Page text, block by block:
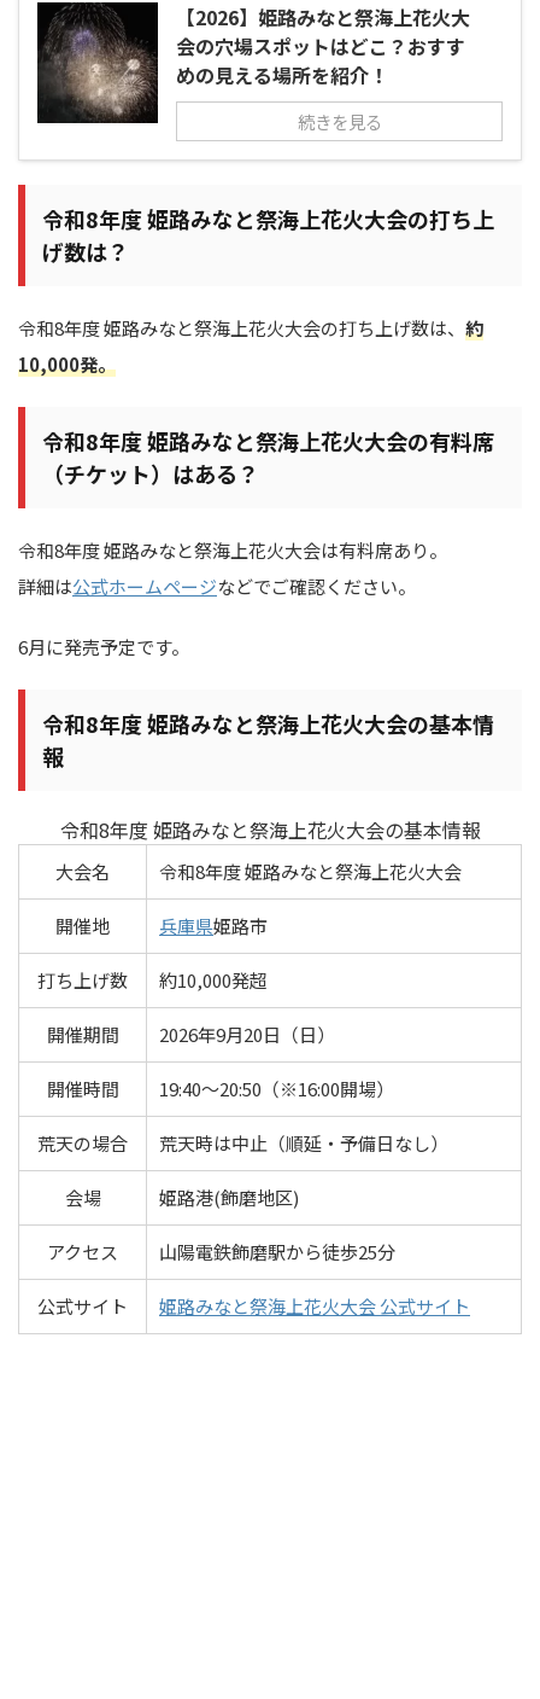
【2026】姫路みなと祭海上花火大
会の穴場スポットはどこ？おすす
めの見える場所を紹介！
続きを見る
令和8年度 姫路みなと祭海上花火大会の打ち上
げ数は？
令和8年度 姫路みなと祭海上花火大会の打ち上げ数は、 約
10,000発。
令和8年度 姫路みなと祭海上花火大会の有料席
（チケット）はある？
令和8年度 姫路みなと祭海上花火大会は有料席あり。
詳細は公式ホームページなどでご確認ください。
6月に発売予定です。
令和8年度 姫路みなと祭海上花火大会の基本情
報
令和8年度 姫路みなと祭海上花火大会の基本情報
大会名 令和8年度 姫路みなと祭海上花火大会
開催地 兵庫県姫路市
打ち上げ数 約10,000発超
開催期間 2026年9月20日（日）
開催時間 19:40～20:50（※16:00開場）
荒天の場合 荒天時は中止（順延・予備日なし）
会場 姫路港(飾磨地区)
アクセス 山陽電鉄飾磨駅から徒歩25分
公式サイト 姫路みなと祭海上花火大会 公式サイト